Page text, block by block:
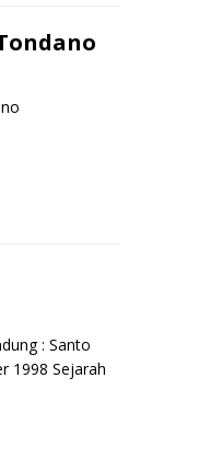
: Santo
1998 Sejarah